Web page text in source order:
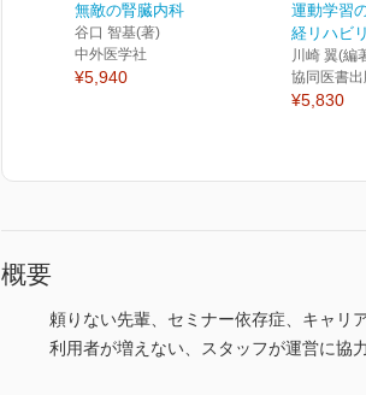
無敵の腎臓内科
谷口 智基(著)
中外医学社
¥5,940
運動学習
経リハビ
川崎 翼(編
協同医書出
¥5,830
概要
頼りない先輩、セミナー依存症、キャリ
利用者が増えない、スタッフが運営に協